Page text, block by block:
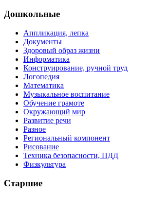
Дошкольные
Аппликация, лепка
Документы
Здоровый образ жизни
Информатика
Конструирование, ручной труд
Логопедия
Математика
Музыкальное воспитание
Обучение грамоте
Окружающий мир
Развитие речи
Разное
Региональный компонент
Рисование
Техника безопасности, ПДД
Физкультура
Старшие